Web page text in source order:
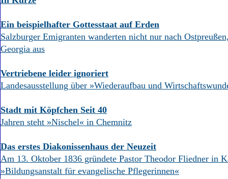
Ein beispielhafter Gottesstaat auf Erden
Salzburger Emigranten wanderten nicht nur nach
Georgia aus
Vertriebene leider ignoriert
Landesausstellung über »Wiederaufbau und
Stadt mit Köpfchen Seit 40
Jahren steht »Nischel« in Chemnitz
Das erstes Diakonissenhaus der Neuzeit
Am 13. Oktober 1836 gründete Pastor Theodor Fliedner in
»Bildungsanstalt für evangelische Pflegerinnen«